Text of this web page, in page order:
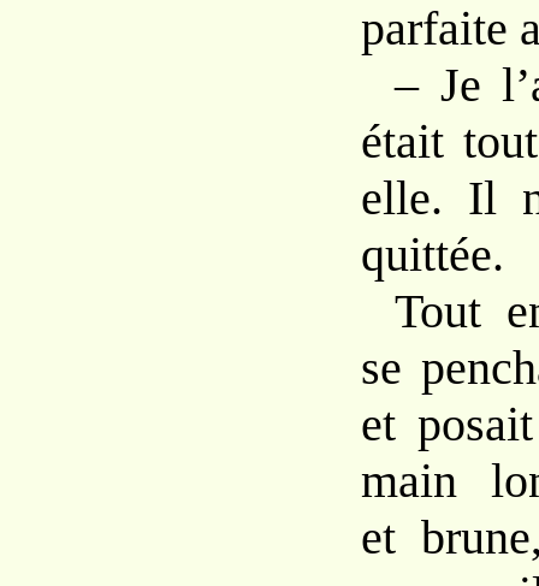
parfaite
– Je
était
elle. Il
quittée.
Tout
se
et
main
et